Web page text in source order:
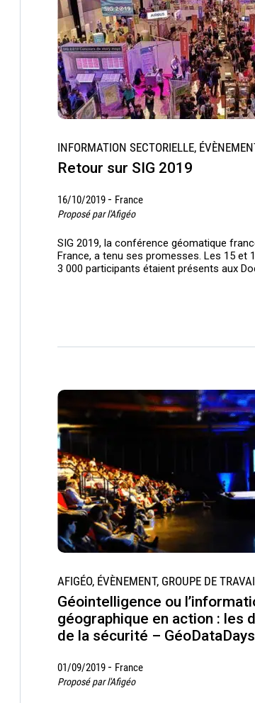
INFORMATION SECTORIELLE,
Retour sur SIG 2019
16/10/2019 - France
Proposé par l'Afigéo
SIG 2019, la conférence géomatique
France, a tenu ses promesses. Les 15 et
3 000 participants étaient présents aux
AFIGÉO, ÉVÈNEMENT, GROUPE DE
Géointelligence ou
géographique en action : les
de la sécurité –
01/09/2019 - France
Proposé par l'Afigéo